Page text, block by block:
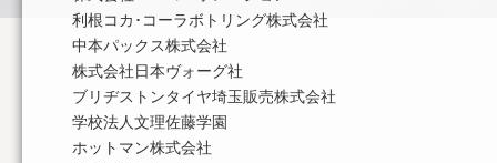
利根コカ･コーラボトリング株式会社
中本パックス株式会社
株式会社日本ヴォーグ社
ブリヂストンタイヤ埼玉販売株式会社
学校法人文理佐藤学園
ホットマン株式会社